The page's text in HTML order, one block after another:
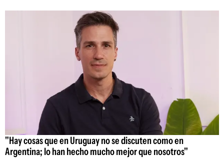
"Hay cosas que en Uruguay no se discuten como en
Argentina; lo han hecho mucho mejor que nosotros"